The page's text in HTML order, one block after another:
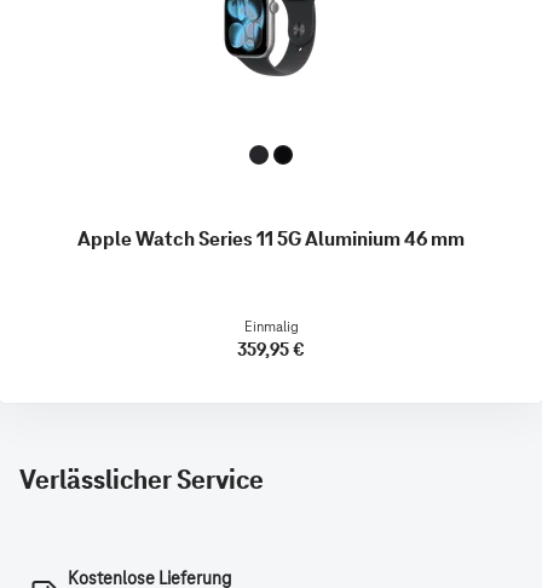
Apple Watch Series 11 5G Aluminium 46 mm
Einmalig
359,95 €
Verlässlicher Service
Kostenlose Lieferung